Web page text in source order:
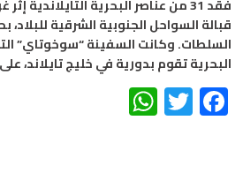
فقد 31 من عناصر البحرية التايلاندية
قبالة السواحل الجنوبية الشرقية
السلطات. وكانت السفينة “سوخوتاي”
البحرية تقوم بدورية في خليج تايلاند،
Facebook
Twitter